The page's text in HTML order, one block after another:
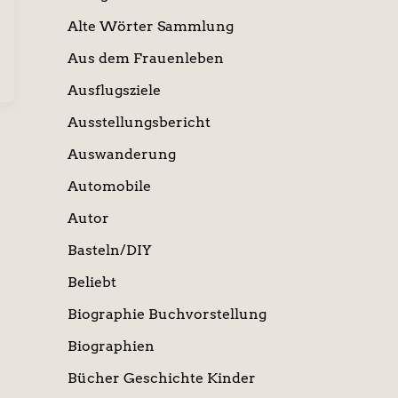
Alte Wörter Sammlung
Aus dem Frauenleben
Ausflugsziele
Ausstellungsbericht
Auswanderung
Automobile
Autor
Basteln/DIY
Beliebt
Biographie Buchvorstellung
Biographien
Bücher Geschichte Kinder